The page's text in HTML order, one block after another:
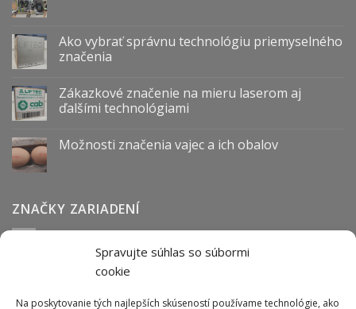
Spravujte súhlas so súbormi
cookie
Na poskytovanie tých najlepších skúseností používame technológie, ako
Ako vybrať správnu technológiu priemyselného
značenia
Zákazkové značenie na mieru laserom aj
ďalšími technológiami
Možnosti značenia vajec a ich obalov
ZNAČKY ZARIADENÍ
Anser Arca BOFA cab Carl Valentin
Datalogic Hitachi
Norwix
Purex Tiflex Tykma Zanasi